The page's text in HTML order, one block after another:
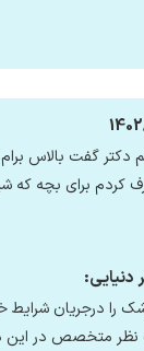
کردم برای بچه که
دنیایی:
را درجریان شرایط
متخصص در این